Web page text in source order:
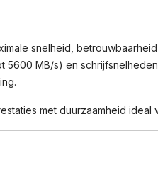
snelheid,
MB/s) en
met duurzaamheid